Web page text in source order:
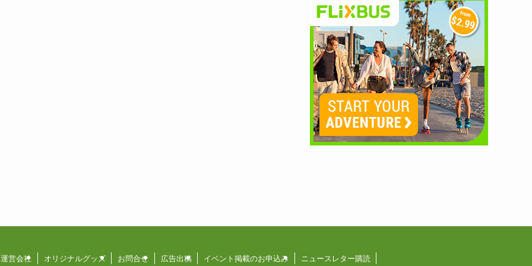
運営会社 オリジナルグッズ お問合せ 広告出稿 イベント掲載のお申込み ニュースレター購読